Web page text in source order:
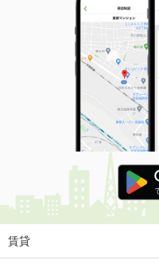
岡山県岡山市北区撫川
価 格
住 所
専有面積
間取り
1K
岡山県岡山市北区今８
価 格
住 所
岡
専有面積
賃貸